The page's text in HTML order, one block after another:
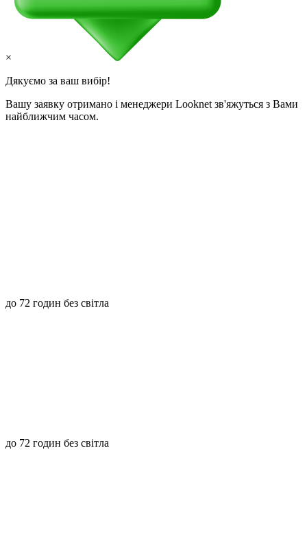
×
Дякуємо за ваш вибір!
Вашу заявку отримано і менеджери Looknet зв'яжуться з Вами
найближчим часом.
до 72 годин без світла
до 72 годин без світла